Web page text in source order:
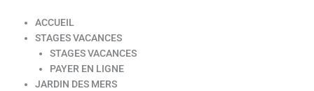
ACCUEIL
STAGES VACANCES
STAGES VACANCES
PAYER EN LIGNE
JARDIN DES MERS